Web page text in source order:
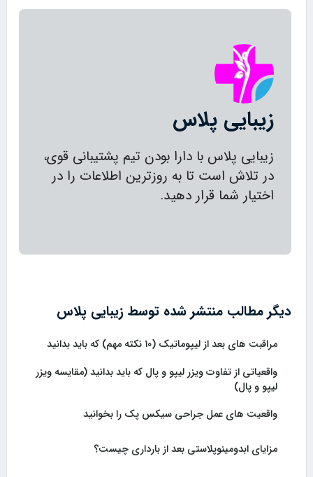
زیبایی پلاس
زیبایی پلاس با دارا بودن تیم پشتیبانی قوی،
در تلاش است تا به روزترین اطلاعات را در
اختیار شما قرار دهید.
دیگر مطالب منتشر شده توسط زیبایی پلاس
مراقبت های بعد از لیپوماتیک (۱۰ نکته مهم) که باید بدانید
واقعیاتی از تفاوت ویزر لیپو و پال که باید بدانید (مقایسه ویزر
لیپو و پال)
واقعیت های عمل جراحی سیکس پک را بخوانید
مزایای ابدومینوپلاستی بعد از بارداری چیست؟